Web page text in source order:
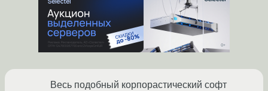
Весь подобный корпорастический софт